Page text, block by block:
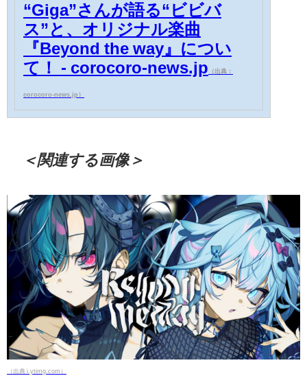
“Giga”さんが語る“ビビバ
ス”と、オリジナル楽曲
『Beyond the way』につい
て！ - corocoro-news.jp
（出典：
corocoro-news.jp）
＜関連する画像＞
（出典 i.ytimg.com）